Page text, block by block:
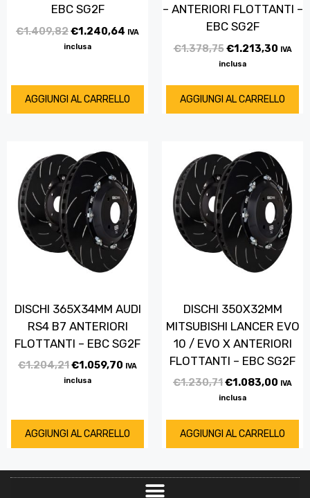
EBC SG2F
€1.409,82€1.240,64 IVA
inclusa
AGGIUNGI AL CARRELLO
– ANTERIORI FLOTTANTI –
EBC SG2F
€1.378,75€1.213,30 IVA
inclusa
AGGIUNGI AL CARRELLO
DISCHI 365X34MM AUDI
RS4 B7 ANTERIORI
FLOTTANTI – EBC SG2F
€1.204,21€1.059,70 IVA
inclusa
AGGIUNGI AL CARRELLO
DISCHI 350X32MM
MITSUBISHI LANCER EVO
10 / EVO X ANTERIORI
FLOTTANTI – EBC SG2F
€1.230,71€1.083,00 IVA
inclusa
AGGIUNGI AL CARRELLO